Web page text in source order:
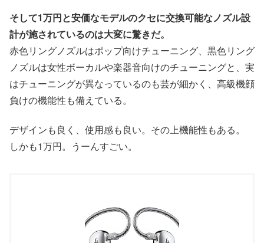
そして1万円と安価なモデルのクセに交換可能なノズル設
計が施されているのは大変に驚きだ。
赤色リングノズルはポップ向けチューニング、黒色リング
ノズルは女性ボーカルや楽器音向けのチューニングと、実
はチューニングが異なっているのも芸が細かく、高級機顔
負けの機能性も備えている。
デザインも良く、使用感も良い。その上機能性もある。
しかも1万円。うーんすごい。